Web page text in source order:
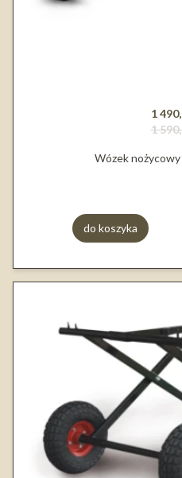
1
1
Wózek nożycowy
do koszyka